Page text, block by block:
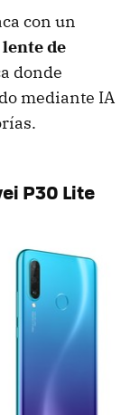
con un
de
donde
mediante IA
P30 Lite